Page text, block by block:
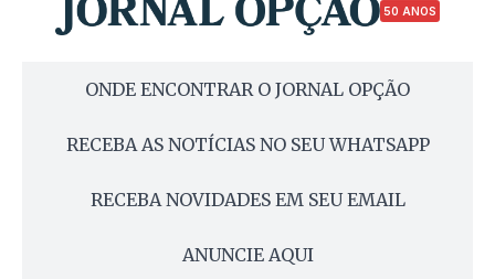
50 ANOS
ONDE ENCONTRAR O JORNAL OPÇÃO
RECEBA AS NOTÍCIAS NO SEU WHATSAPP
RECEBA NOVIDADES EM SEU EMAIL
ANUNCIE AQUI